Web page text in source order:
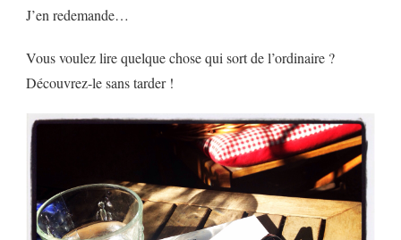
J’en redemande…
Vous voulez lire quelque chose qui sort de l’ordinaire ?
Découvrez-le sans tarder !